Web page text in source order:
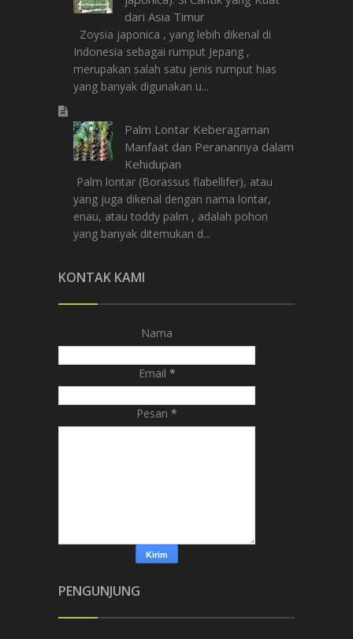
dari Asia Timur
Zoysia japonica , yang lebih dikenal di
Indonesia sebagai rumput Jepang ,
merupakan salah satu jenis rumput hias
yang banyak digunakan u...
Palm Lontar Keberagaman
Manfaat dan Peranannya dalam
Kehidupan
Palm lontar (Borassus flabellifer), atau
yang juga dikenal dengan nama lontar,
enau, atau toddy palm , adalah pohon
yang banyak ditemukan d...
KONTAK KAMI
Nama
Email *
Pesan *
PENGUNJUNG